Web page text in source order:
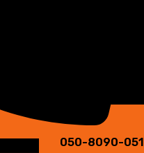
050-